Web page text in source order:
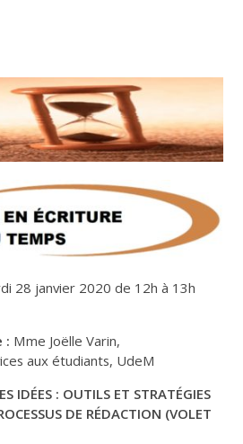
28 janvier 2020 de 12h à 13h
: Mme Joëlle Varin,
aux étudiants, UdeM
IDÉES : OUTILS ET STRATÉGIES
DE RÉDACTION (VOLET